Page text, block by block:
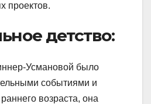
проектов.
детство:
Усмановой было
событиями и
возраста, она